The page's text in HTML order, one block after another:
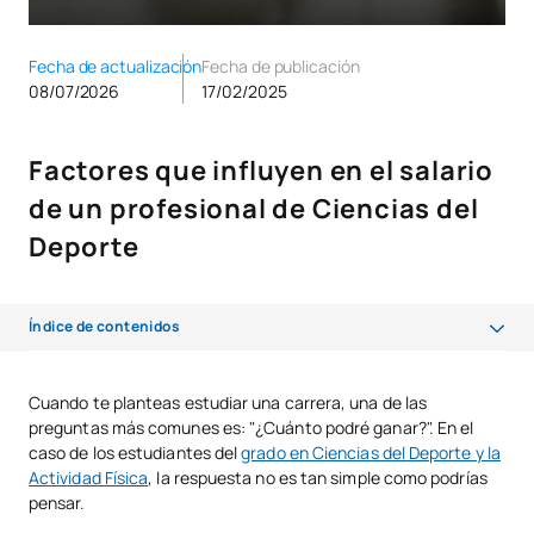
Fecha de actualización
08/07/2026
Fecha de publicación
17/02/2025
Factores que influyen en el salario
de un profesional de Ciencias del
Deporte
Índice de contenidos
Deporte
Sueldos en función del área o sector de trabajo
Salud
Cuando te planteas estudiar una carrera, una de las
preguntas más comunes es: "¿Cuánto podré ganar?". En el
caso de los estudiantes delgrado en Ciencias del Deporte y la
Actividad Física, la respuesta no es tan simple como podrías
pensar.